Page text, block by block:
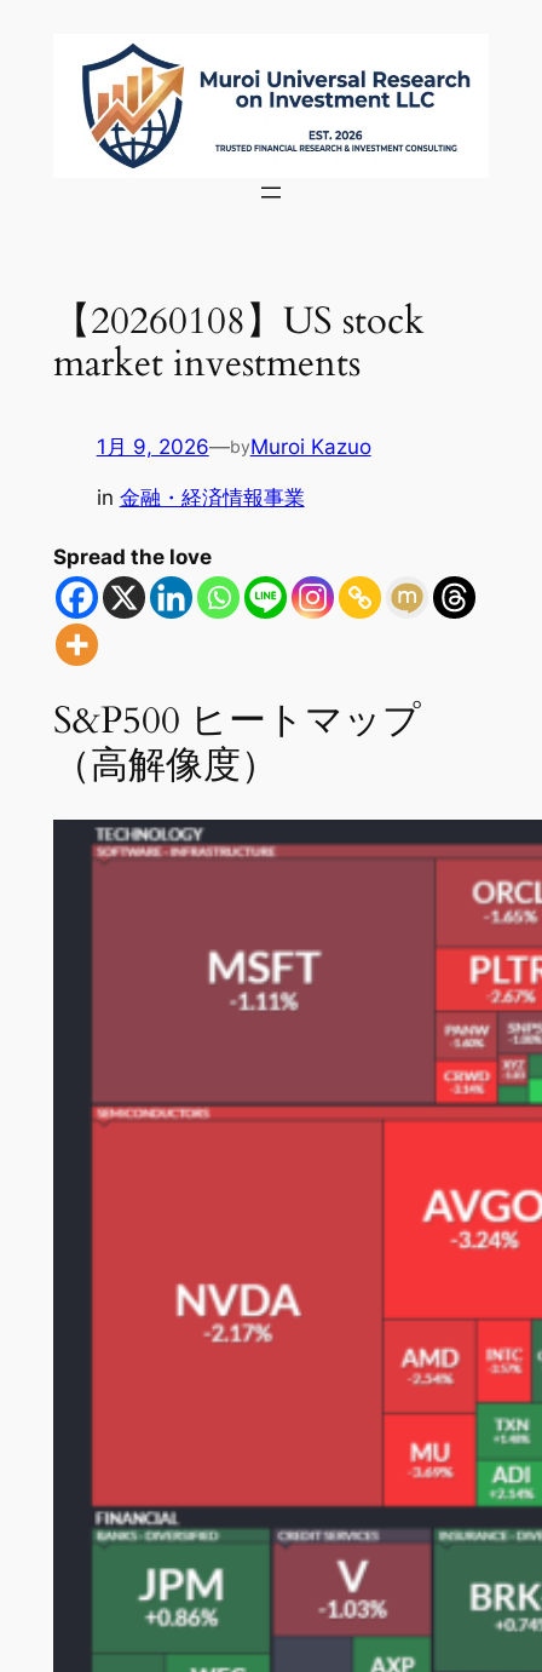
【20260108】US stock
market investments
1月 9, 2026—byMuroi Kazuo
in 金融・経済情報事業
Spread the love
S&P500 ヒートマップ
（高解像度）